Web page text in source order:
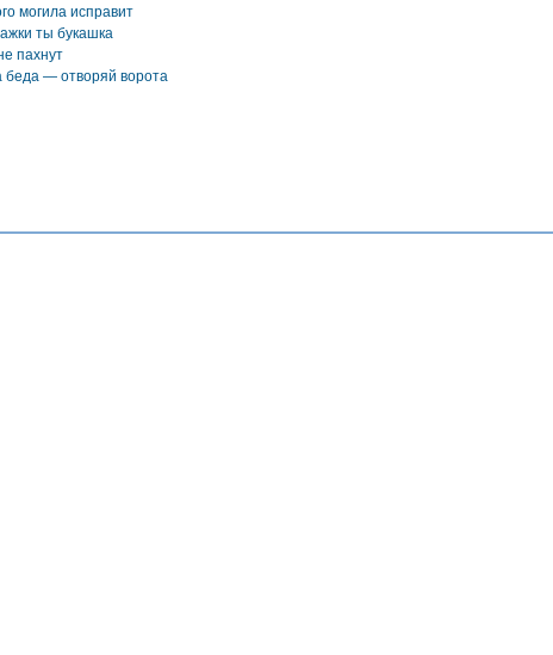
могила исправит
ты букашка
пахнут
беда — отворяй ворота